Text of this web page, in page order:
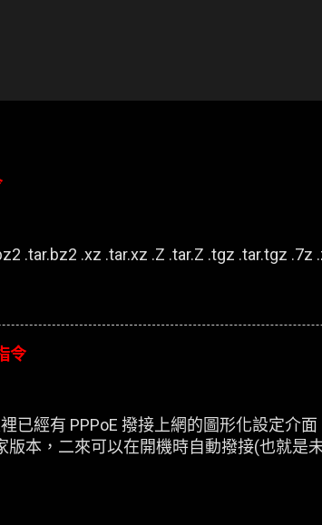
.tar.bz2 .xz .tar.xz .Z .tar.Z .tgz .tar.tgz .7z
令
已經有 PPPoE 撥接上網的圖形化設定介
本，二來可以在開機時自動撥接(也就是